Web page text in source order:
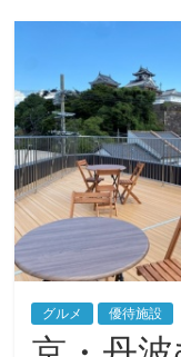
グルメ 優待施設